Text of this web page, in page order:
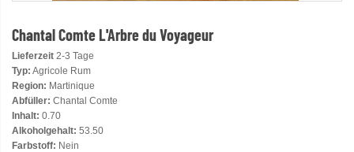
Chantal Comte L'Arbre du Voyageur
Lieferzeit 2-3 Tage
Typ: Agricole Rum
Region: Martinique
Abfüller: Chantal Comte
Inhalt: 0.70
Alkoholgehalt: 53.50
Farbstoff: Nein